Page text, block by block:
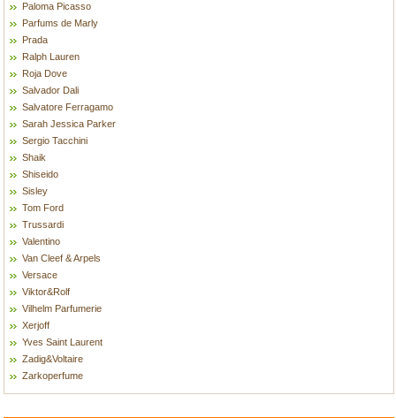
Paloma Picasso
Parfums de Marly
Prada
Ralph Lauren
Roja Dove
Salvador Dali
Salvatore Ferragamo
Sarah Jessica Parker
Sergio Tacchini
Shaik
Shiseido
Sisley
Tom Ford
Trussardi
Valentino
Van Cleef & Arpels
Versace
Viktor&Rolf
Vilhelm Parfumerie
Xerjoff
Yves Saint Laurent
Zadig&Voltaire
Zarkoperfume